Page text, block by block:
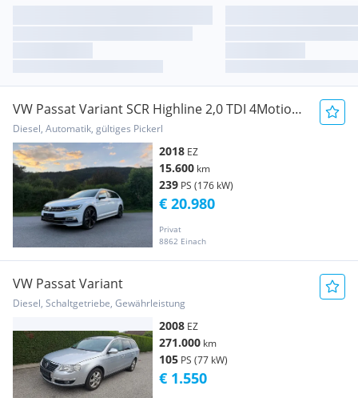
VW Passat Variant SCR Highline 2,0 TDI 4Motion
DSG
Diesel, Automatik, gültiges Pickerl
2018 EZ
15.600 km
239 PS (176 kW)
Privat
8862 Einach
€ 20.980
VW Passat Variant
Diesel, Schaltgetriebe, Gewährleistung
2008 EZ
271.000 km
105 PS (77 kW)
€ 1.550